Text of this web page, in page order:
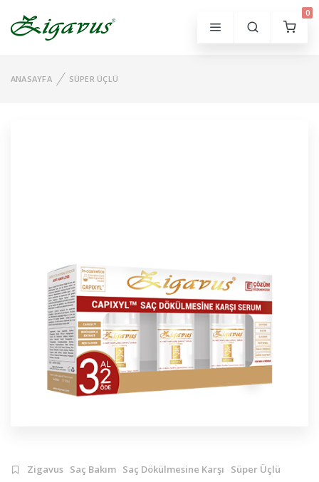
0
ANASAYFA SÜPER ÜÇLÜ
Zigavus Saç Bakım Saç Dökülmesine Karşı Süper Üçlü